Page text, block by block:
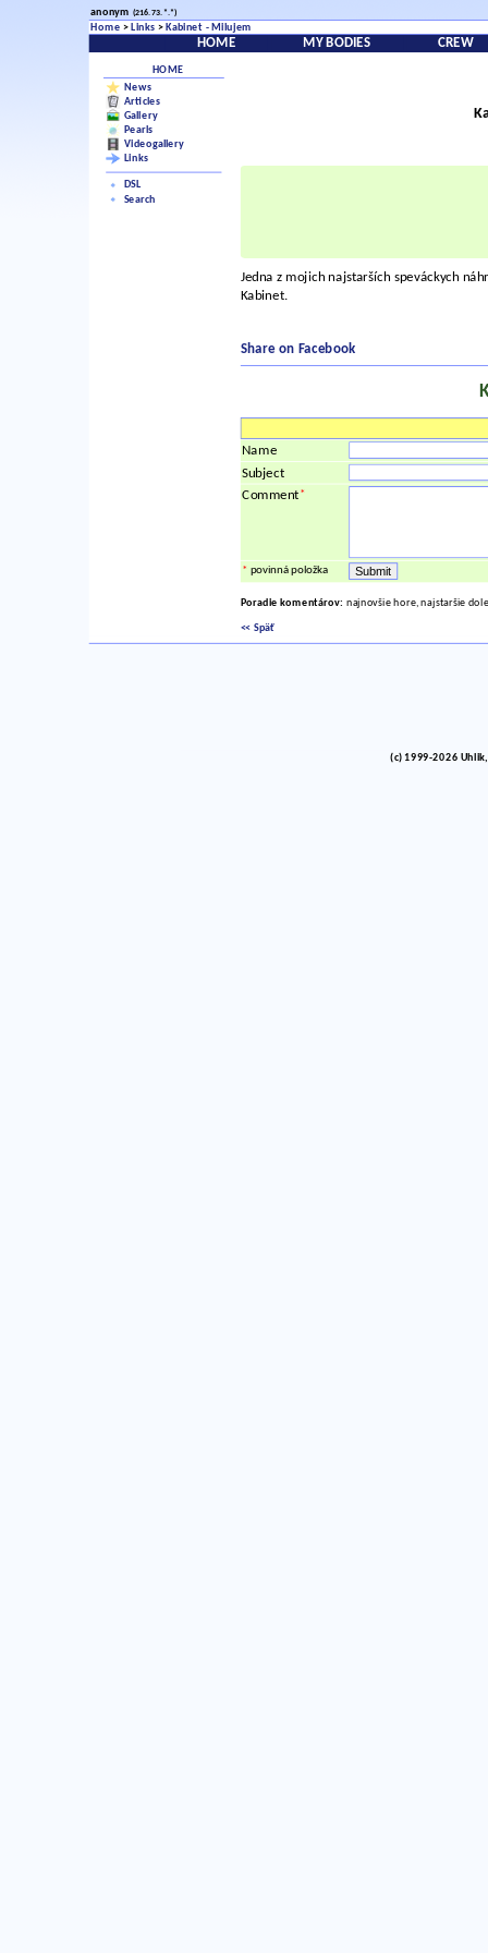
anonym (216.73.*.*)
Home > Links > Kabinet - Milujem
HOME MY BODIES CREW
HOME
News
Articles
Gallery
Pearls
Videogallery
Links
DSL
Search
Jedna z mojich najstarších speváckych
Kabinet.
Share on Facebook
Name
Subject
Comment*
* povinná položka
Poradie komentárov: najnovšie hore, najstaršie dole
<< Späť
(c) 1999-2026 Uhlik,